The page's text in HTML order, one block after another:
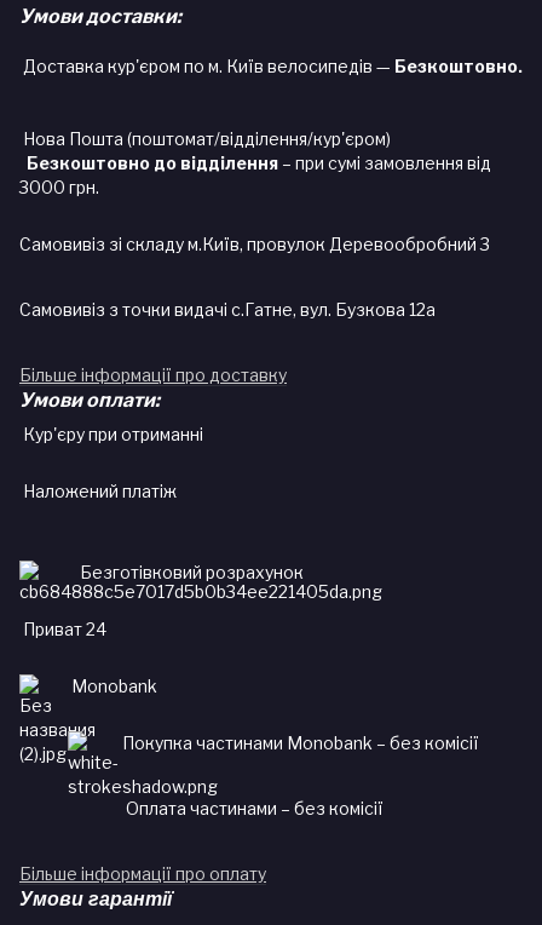
Умови доставки:
Доставка кур'єром по м. Київ велосипедів — Безкоштовно.
Нова Пошта (поштомат/відділення/кур'єром)
Безкоштовно до відділення – при сумі замовлення від
3000 грн.
Самовивіз зі складу м.Київ, провулок Деревообробний 3
Самовивіз з точки видачі с.Гатне, вул. Бузкова 12а
Більше інформації про доставку
Умови оплати:
Кур'єру при отриманні
Наложений платіж
Безготівковий розрахунок
Приват 24
Monobank
Покупка частинами Monobank – без комісії
Оплата частинами – без комісії
Більше інформації про оплату
Умови гарантії